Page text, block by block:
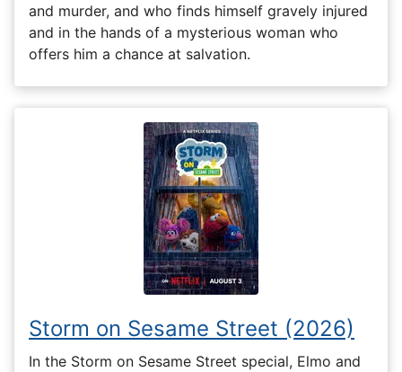
and murder, and who finds himself gravely injured
and in the hands of a mysterious woman who
offers him a chance at salvation.
Storm on Sesame Street (2026)
In the Storm on Sesame Street special, Elmo and